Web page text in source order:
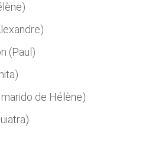
(Paul)
de Hélène)